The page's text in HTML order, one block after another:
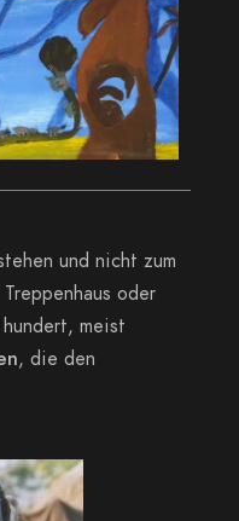
und nicht zum
oder
meist
, die den